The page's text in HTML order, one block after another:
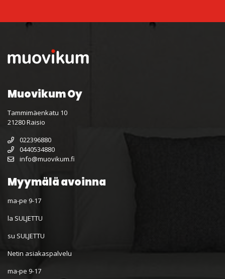
Muovikum Oy
Tammimäenkatu 10
21280 Raisio
022396880
0440534880
info@muovikum.fi
Myymälä avoinna
ma-pe 9-17
la SULJETTU
su SULJETTU
Netin asiakaspalvelu
ma-pe 9-17